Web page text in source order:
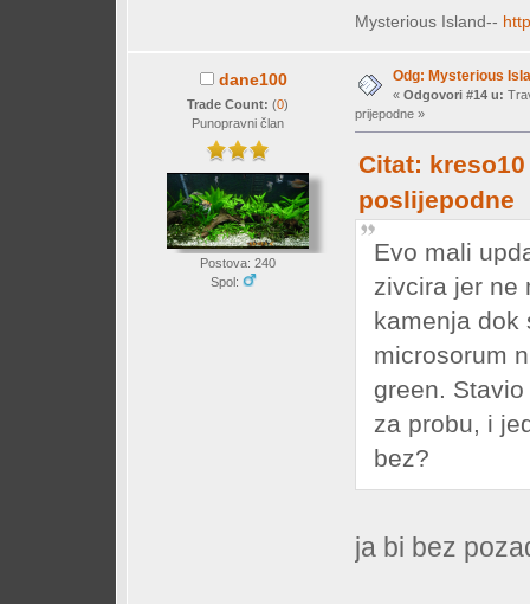
Mysterious Island--
dane100
Trade Count: (0)
Punopravni član
Postova: 240
Spol:
Odg: Mysterious
« Odgovori #14 u:
prijepodne »
Citat: kreso10
poslijepodne
Evo mali
zivcira jer ne
kamenja dok
microsorum
green.
za probu, i
bez?
ja bi bez